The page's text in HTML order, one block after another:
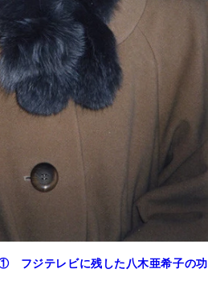
フジテレビに残した八木亜希子の功